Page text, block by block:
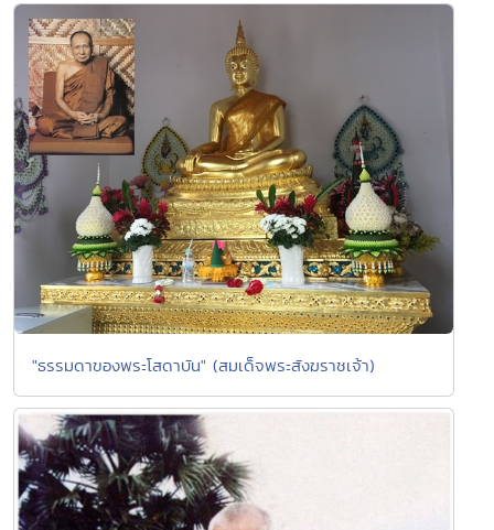
"ธรรมดาของพระโสดาบัน" (สมเด็จพระสังฆราชเจ้า)